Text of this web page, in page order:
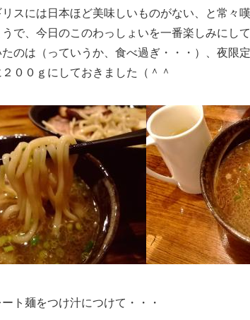
スには日本ほど美味しいものがない、と常々
で、今日のこのわっしょいを一番楽しみにし
のは（っていうか、食べ過ぎ・・・）、夜限定
００ｇにしておきました（＾＾
ト麺をつけ汁につけて・・・